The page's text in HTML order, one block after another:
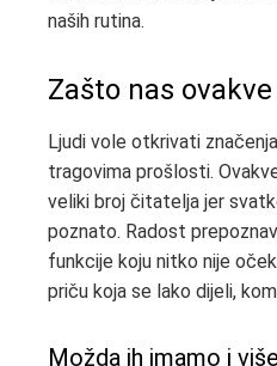
naših rutina.
Zašto nas
Ljudi vole otkrivati
tragovima prošlosti.
veliki broj čitatelja jer
poznato. Radost
funkcije koju nitko nije
priču koja se lako dijeli,
Možda ih imamo i